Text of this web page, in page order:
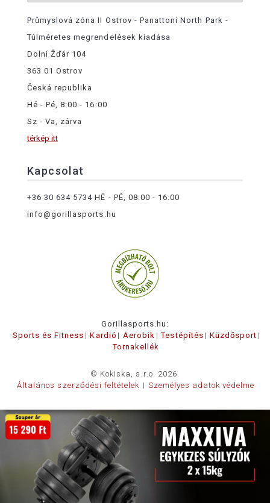
Průmyslová zóna II Ostrov - Panattoni North Park -
Túlméretes megrendelések kiadása
Dolní Žďár 104
363 01 Ostrov
Česká republika
Hé - Pé, 8:00 - 16:00
Sz - Va, zárva
térkép itt
Kapcsolat
+36 30 634 5734 HÉ - PÉ, 08:00 - 16:00
info@gorillasports.hu
Gorillasports.hu:
Sports és Fitness
Kardió Aerobik Testépítés
Küzdősport
Tornakellék
© Kokiska, s.r.o. 2026.
Általános szerződési feltételek
Személyes adatok védelme